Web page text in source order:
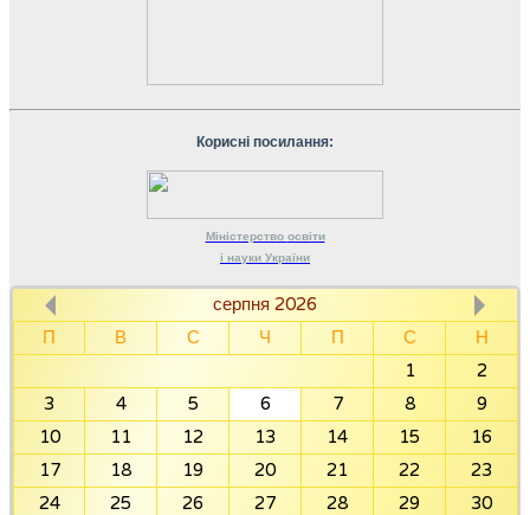
Корисні посилання:
Міністерство освіти
і науки України
серпня 2026
П
В С Ч П С
Н
1
2
3
4 5 6 7 8
9
10
11 12 13 14 15
16
17
18 19 20 21 22
23
24
25 26 27 28 29
30